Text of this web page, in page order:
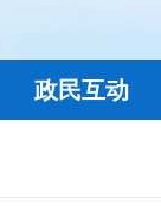
政民互动